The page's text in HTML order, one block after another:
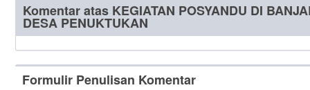
Komentar atas KEGIATAN POSYANDU DI
DESA PENUKTUKAN
Formulir Penulisan Komentar